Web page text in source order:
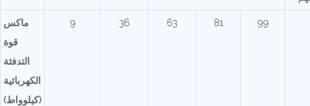
ماكس
قوة
التدفئة
الكهربائية
(كيلوواط)
9 36 63 81 99